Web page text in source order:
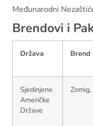
Međunarodni
Brendovi i
Država Brend
Sjedinjene
Američke
Države